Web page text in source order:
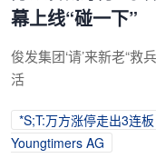
幕上线“碰一下”
俊发集团‘请’来新老“
活
*S;T:万方涨停走出3连板
Youngtimers AG